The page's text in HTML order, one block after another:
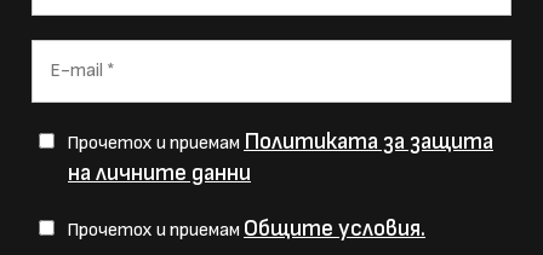
Прочетох и приемам Политиката за защита
на личните данни
Прочетох и приемам Общите условия.